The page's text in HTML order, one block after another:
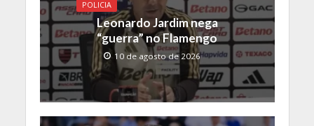
POLICIA
Leonardo Jardim nega
“guerra” no Flamengo
10 de agosto de 2026